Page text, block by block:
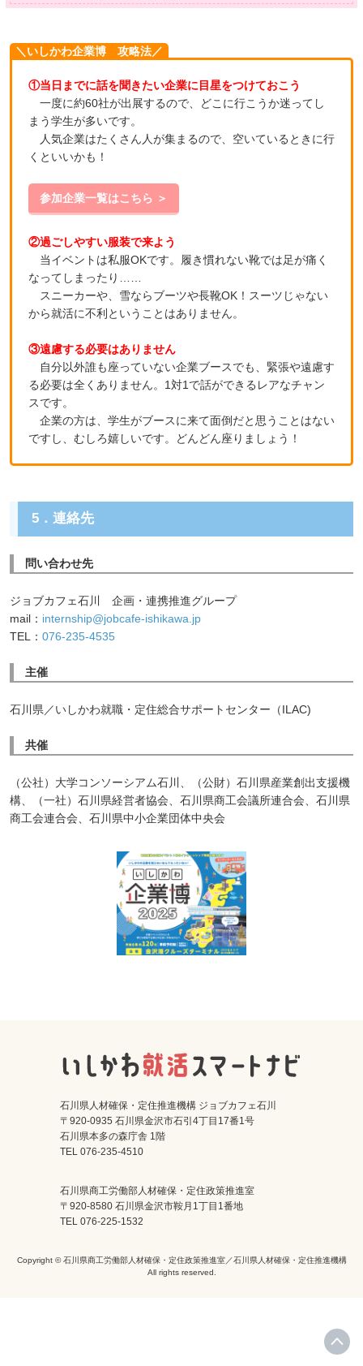
＼いしかわ企業博 攻略法／
①当日までに話を聞きたい企業に目星をつけておこう
一度に約60社が出展するので、どこに行こうか迷ってし
まう学生が多いです。
人気企業はたくさん人が集まるので、空いているときに行
くといいかも！
参加企業一覧はこちら ＞
②過ごしやすい服装で来よう
当イベントは私服OKです。履き慣れない靴では足が痛く
なってしまったり……
スニーカーや、雪ならブーツや長靴OK！スーツじゃない
から就活に不利ということはありません。
③遠慮する必要はありません
自分以外誰も座っていない企業ブースでも、緊張や遠慮す
る必要は全くありません。1対1で話ができるレアなチャン
スです。
企業の方は、学生がブースに来て面倒だと思うことはない
ですし、むしろ嬉しいです。どんどん座りましょう！
5．連絡先
問い合わせ先
ジョブカフェ石川 企画・連携推進グループ
mail： internship@jobcafe-ishikawa.jp
TEL： 076-235-4535
主催
石川県／いしかわ就職・定住総合サポートセンター（ILAC)
共催
（公社）大学コンソーシアム石川、（公財）石川県産業創出支援機
構、（一社）石川県経営者協会、石川県商工会議所連合会、石川県
商工会連合会、石川県中小企業団体中央会
石川県人材確保・定住推進機構 ジョブカフェ石川
〒920-0935 石川県金沢市石引4丁目17番1号
石川県本多の森庁舎 1階
TEL 076-235-4510
石川県商工労働部人材確保・定住政策推進室
〒920-8580 石川県金沢市鞍月1丁目1番地
TEL 076-225-1532
Copyright © 石川県商工労働部人材確保・定住政策推進室／石川県人材確保・定住推進機構
All rights reserved.